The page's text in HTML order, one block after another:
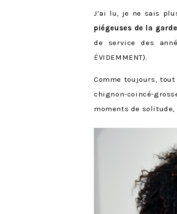
J’ai lu, je ne sais
piégeuses de la
de service des
ÉVIDEMMENT).
Comme toujours,
chignon-coincé-
moments de